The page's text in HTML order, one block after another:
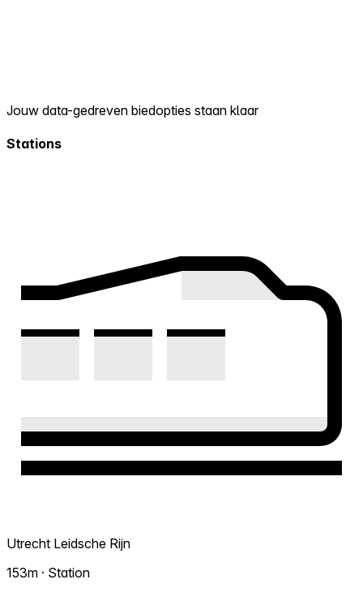
Jouw data-gedreven biedopties staan klaar
Stations
Utrecht Leidsche Rijn
153m · Station